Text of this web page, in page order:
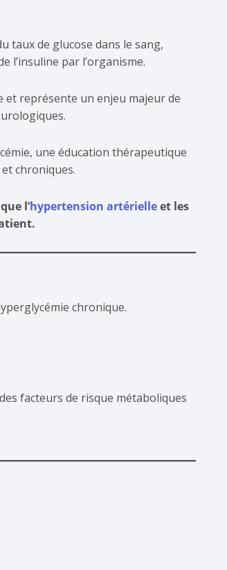
taux de glucose dans le sang,
l’insuline par l’organisme.
et représente un enjeu majeur de
une éducation thérapeutique
chroniques.
l’hypertension artérielleet les
chronique.
facteurs de risque métaboliques